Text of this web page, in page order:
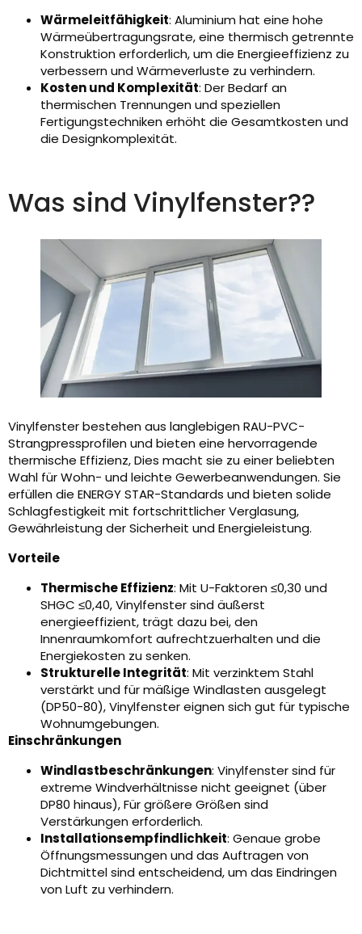
Wärmeleitfähigkeit: Aluminium hat eine hohe
Wärmeübertragungsrate, eine thermisch getrennte
Konstruktion erforderlich, um die Energieeffizienz zu
verbessern und Wärmeverluste zu verhindern.
Kosten und Komplexität: Der Bedarf an
thermischen Trennungen und speziellen
Fertigungstechniken erhöht die Gesamtkosten und
die Designkomplexität.
Was sind Vinylfenster??
Vinylfenster bestehen aus langlebigen RAU-PVC-
Strangpressprofilen und bieten eine hervorragende
thermische Effizienz, Dies macht sie zu einer beliebten
Wahl für Wohn- und leichte Gewerbeanwendungen. Sie
erfüllen die ENERGY STAR-Standards und bieten solide
Schlagfestigkeit mit fortschrittlicher Verglasung,
Gewährleistung der Sicherheit und Energieleistung.
Vorteile
Thermische Effizienz: Mit U-Faktoren ≤0,30 und
SHGC ≤0,40, Vinylfenster sind äußerst
energieeffizient, trägt dazu bei, den
Innenraumkomfort aufrechtzuerhalten und die
Energiekosten zu senken.
Strukturelle Integrität: Mit verzinktem Stahl
verstärkt und für mäßige Windlasten ausgelegt
(DP50-80), Vinylfenster eignen sich gut für typische
Wohnumgebungen.
Einschränkungen
Windlastbeschränkungen: Vinylfenster sind für
extreme Windverhältnisse nicht geeignet (über
DP80 hinaus), Für größere Größen sind
Verstärkungen erforderlich.
Installationsempfindlichkeit: Genaue grobe
Öffnungsmessungen und das Auftragen von
Dichtmittel sind entscheidend, um das Eindringen
von Luft zu verhindern.